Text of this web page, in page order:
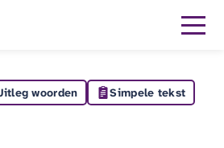
woorden Simpele tekst